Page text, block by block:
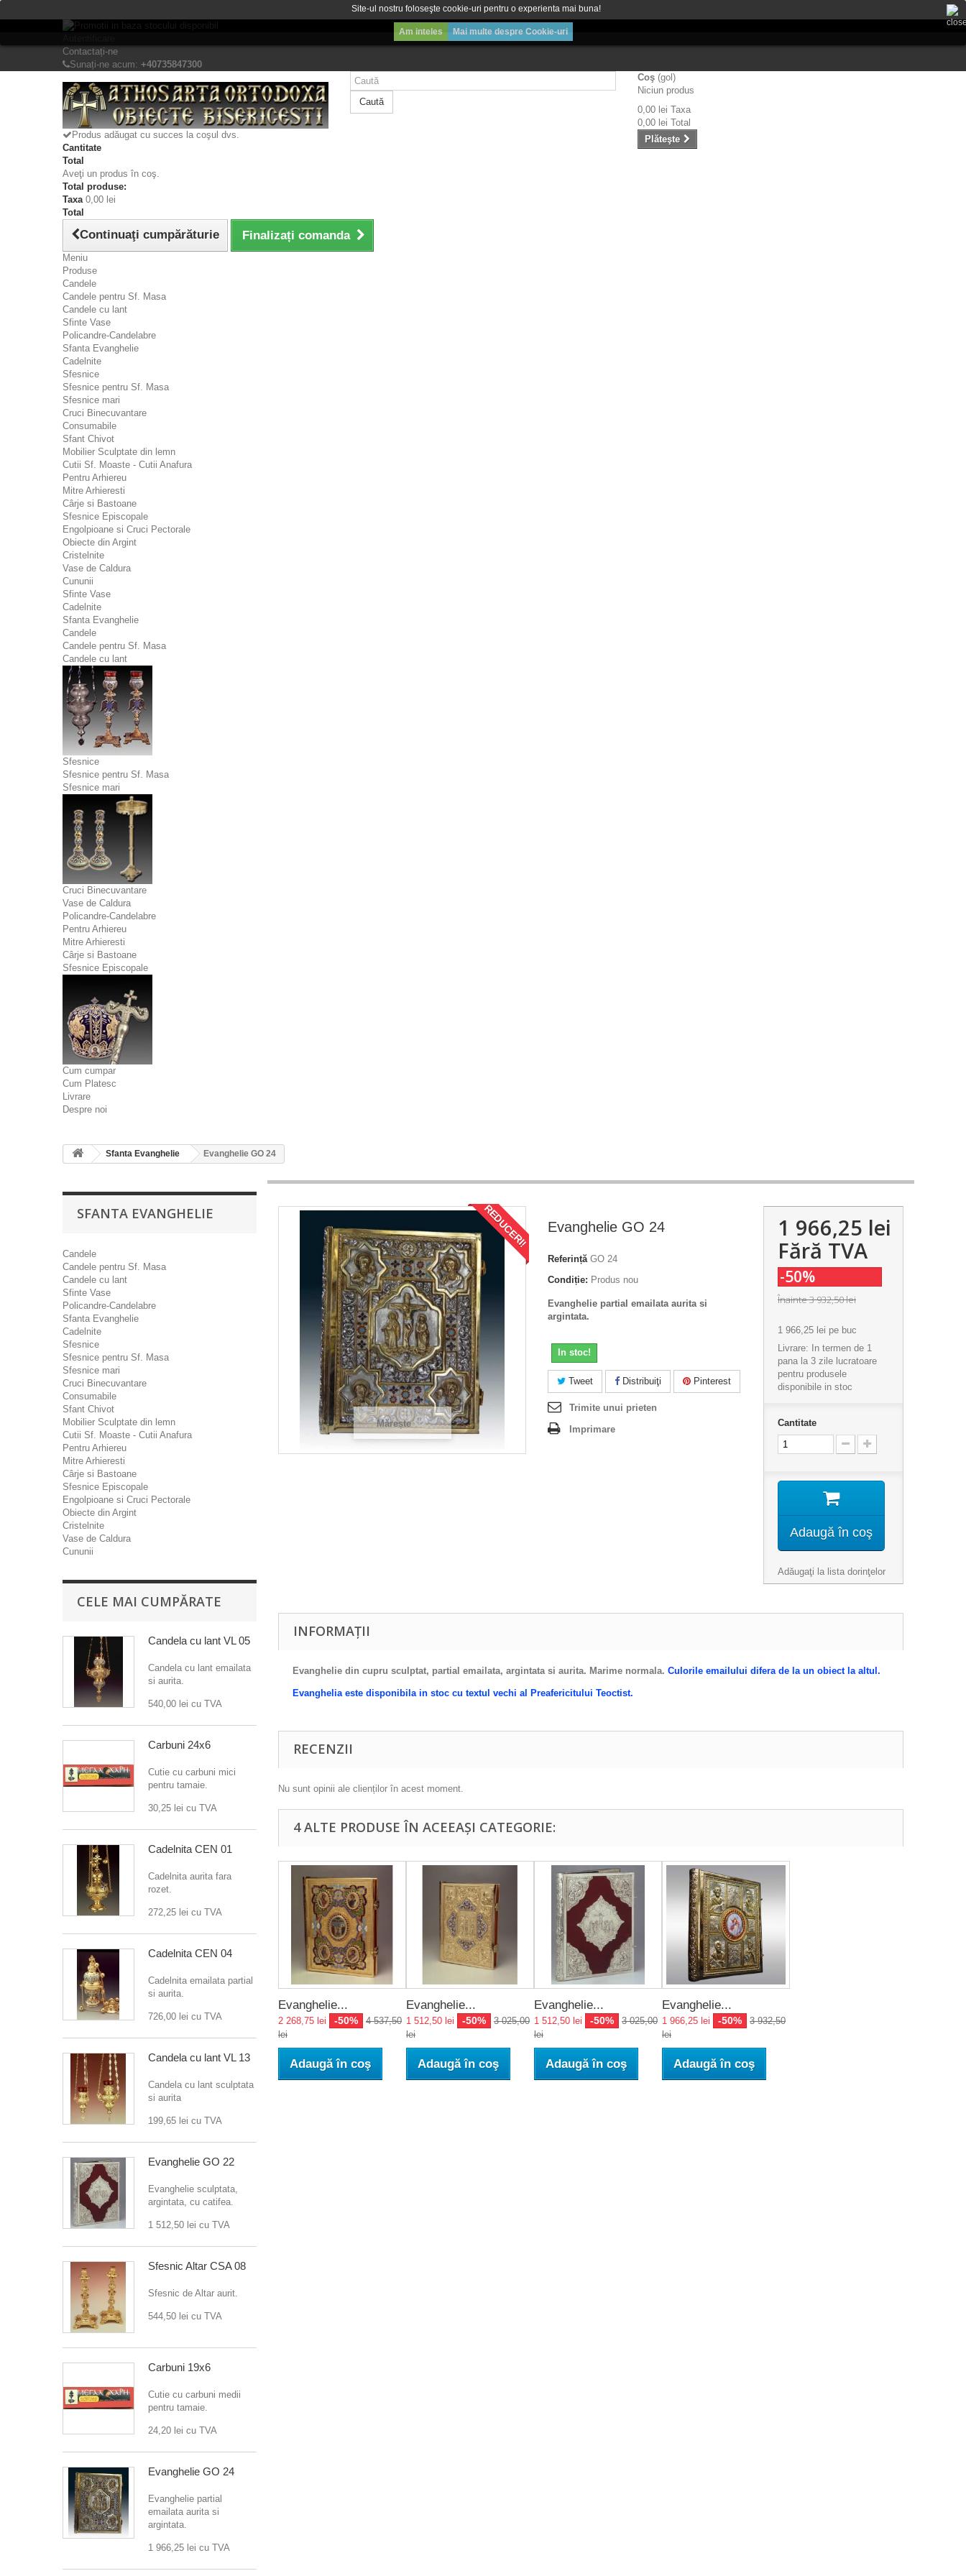
Contactați-ne
Sunați-ne acum: +40735847300
Caută
Coş (gol)
Niciun produs
0,00 lei Taxa
0,00 lei Total
Plăteşte
Produs adăugat cu succes la coşul dvs.
Cantitate
Total
Aveţi un produs în coş.
Total produse:
Taxa 0,00 lei
Total
Continuaţi cumpărăturie Finalizați comanda
Meniu
Produse
Candele
Candele pentru Sf. Masa
Candele cu lant
Sfinte Vase
Policandre-Candelabre
Sfanta Evanghelie
Cadelnite
Sfesnice
Sfesnice pentru Sf. Masa
Sfesnice mari
Cruci Binecuvantare
Consumabile
Sfant Chivot
Mobilier Sculptate din lemn
Cutii Sf. Moaste - Cutii Anafura
Pentru Arhiereu
Mitre Arhieresti
Cârje si Bastoane
Sfesnice Episcopale
Engolpioane si Cruci Pectorale
Obiecte din Argint
Cristelnite
Vase de Caldura
Cununii
Sfinte Vase
Cadelnite
Sfanta Evanghelie
Candele
Candele pentru Sf. Masa
Candele cu lant
Sfesnice
Sfesnice pentru Sf. Masa
Sfesnice mari
Cruci Binecuvantare
Vase de Caldura
Policandre-Candelabre
Pentru Arhiereu
Mitre Arhieresti
Cârje si Bastoane
Sfesnice Episcopale
Cum cumpar
Cum Platesc
Livrare
Despre noi
Site-ul nostru foloseşte cookie-uri pentru o experienta mai buna!
Am inteles Mai multe despre Cookie-uri
Sfanta Evanghelie Evanghelie GO 24
SFANTA EVANGHELIE
Candele
Candele pentru Sf. Masa
Candele cu lant
Sfinte Vase
Policandre-Candelabre
Sfanta Evanghelie
Cadelnite
Sfesnice
Sfesnice pentru Sf. Masa
Sfesnice mari
Cruci Binecuvantare
Consumabile
Sfant Chivot
Mobilier Sculptate din lemn
Cutii Sf. Moaste - Cutii Anafura
Pentru Arhiereu
Mitre Arhieresti
Cârje si Bastoane
Sfesnice Episcopale
Engolpioane si Cruci Pectorale
Obiecte din Argint
Cristelnite
Vase de Caldura
Cununii
CELE MAI CUMPĂRATE
Candela cu lant VL 05
Candela cu lant emailata
si aurita.
540,00 lei cu TVA
Carbuni 24x6
Cutie cu carbuni mici
pentru tamaie.
30,25 lei cu TVA
Cadelnita CEN 01
Cadelnita aurita fara
rozet.
272,25 lei cu TVA
Cadelnita CEN 04
Cadelnita emailata partial
si aurita.
726,00 lei cu TVA
Candela cu lant VL 13
Candela cu lant sculptata
si aurita
199,65 lei cu TVA
Evanghelie GO 22
Evanghelie sculptata,
argintata, cu catifea.
1 512,50 lei cu TVA
Sfesnic Altar CSA 08
Sfesnic de Altar aurit.
544,50 lei cu TVA
Carbuni 19x6
Cutie cu carbuni medii
pentru tamaie.
24,20 lei cu TVA
Evanghelie GO 24
Evanghelie partial
emailata aurita si
argintata.
1 966,25 lei cu TVA
REDUCERI!
Mărește
Evanghelie GO 24
Referință GO 24
Condiție: Produs nou
Evanghelie partial emailata aurita si
argintata.
In stoc!
Tweet Distribuiţi Pinterest
Trimite unui prieten
Imprimare
1 966,25 lei
Fără TVA
-50%
Înainte3 932,50 lei
1 966,25 lei pe buc
Livrare: In termen de 1
pana la 3 zile lucratoare
pentru produsele
disponibile in stoc
Cantitate
Adaugă în coş
Adăugaţi la lista dorinţelor
INFORMAȚII
Evanghelie din cupru sculptat, partial emailata, argintata si aurita. Marime normala. Culorile emailului difera de la un obiect la altul.
Evanghelia este disponibila in stoc cu textul vechi al Preafericitului Teoctist.
RECENZII
Nu sunt opinii ale clienților în acest moment.
4 ALTE PRODUSE ÎN ACEEAȘI CATEGORIE:
Evanghelie...
2 268,75 lei -50%
4 537,50
lei
Adaugă în coş
Evanghelie...
1 512,50 lei -50%
3 025,00
lei
Adaugă în coş
Evanghelie...
1 512,50 lei -50%
3 025,00
lei
Adaugă în coş
Evanghelie...
1 966,25 lei -50%
3 932,50
lei
Adaugă în coş